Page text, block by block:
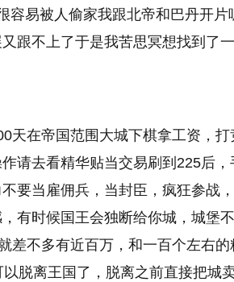
容易被人偷家我跟北帝和巴丹开
跟不上了于是我苦思冥想找到了
天在帝国范围大城下棋拿工资，
请去看精华贴当交易刷到225后
要当雇佣兵，当封臣，疯狂参战
有时候国王会独断给你城，城堡
差不多有近百万，和一百个左右
脱离王国了，脱离之前直接把城